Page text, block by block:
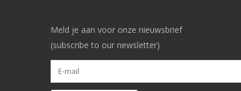
Meld je aan voor onze nieuwsbrief
(subscribe to our newsletter)